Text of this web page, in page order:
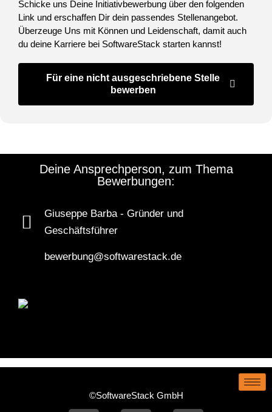
Schicke uns Deine Initiativbewerbung über den folgenden
Link und erschaffen Dir dein passendes Stellenangebot.
Überzeuge Uns mit Können und Leidenschaft, damit auch
du deine Karriere bei SoftwareStack starten kannst!
Für eine nicht ausgeschriebene Stelle
bewerben
Deine Ansprechperson, zum Thema
Bewerbungen:
Giuseppe Barba - Gründer und
Geschäftsführer
bewerbung@softwarestack.de
©SoftwareStack GmbH